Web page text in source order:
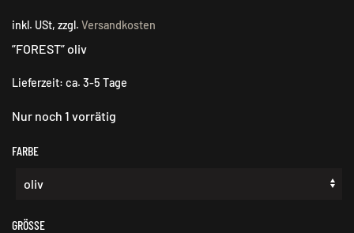
inkl. USt, zzgl. Versandkosten
”FOREST” oliv
Lieferzeit: ca. 3-5 Tage
Nur noch 1 vorrätig
FARBE
GRÖSSE